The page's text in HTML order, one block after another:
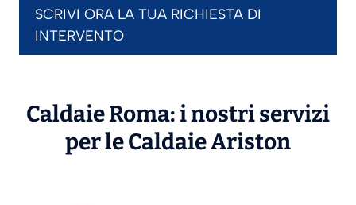
SCRIVI ORA LA TUA RICHIESTA DI
INTERVENTO
Caldaie Roma: i nostri servizi
per le CaldaieAriston